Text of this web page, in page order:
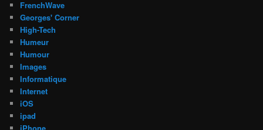
FrenchWave
Georges' Corner
High-Tech
Humeur
Humour
Images
Informatique
Internet
iOS
ipad